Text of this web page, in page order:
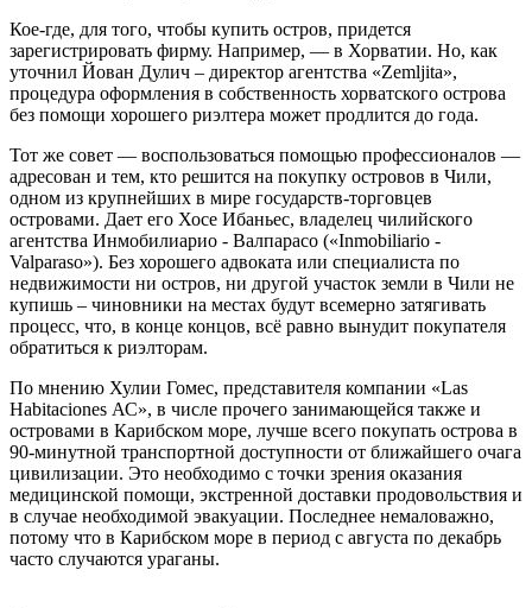
Кое-где, для того, чтобы купить остров, придется
зарегистрировать фирму. Например, — в Хорватии. Но, как
уточнил Йoван Дулич – директор агентства «Zemljita»,
процедура оформления в собственность хорватского острова
без помощи хорошего риэлтера может продлится до года.
Тот же совет — воспользоваться помощью профессионалов —
адресован и тем, кто решится на покупку островов в Чили,
одном из крупнейших в мире государств-торговцев
островами. Дает его Хосе Ибаньес, владелец чилийского
агентства Инмобилиарио - Валпарасо («Inmobiliario -
Valparaso»). Без хорошего адвоката или специалиста по
недвижимости ни остров, ни другой участок земли в Чили не
купишь – чиновники на местах будут всемерно затягивать
процесс, что, в конце концов, всё равно вынудит покупателя
обратиться к риэлторам.
По мнению Хулии Гомес, представителя компании «Las
Habitaciones АС», в числе прочего занимающейся также и
островами в Карибском море, лучше всего покупать острова в
90-минутной транспортной доступности от ближайшего очага
цивилизации. Это необходимо с точки зрения оказания
медицинской помощи, экстренной доставки продовольствия и
в случае необходимой эвакуации. Последнее немаловажно,
потому что в Карибском море в период с августа по декабрь
часто случаются ураганы.